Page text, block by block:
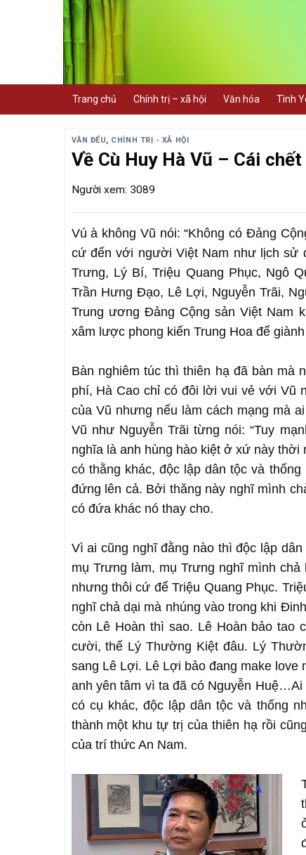
Trang chủ Chính trị – xã hội Văn hóa Tình
VĂN ĐỂU, CHÍNH TRỊ - XÃ HỘI
Về Cù Huy Hà Vũ – Cái
Người xem: 3089
Vú à không Vũ nói: “Không có Đảng
cứ đến với người Việt Nam như lịch sử
Trưng, Lý Bí, Triệu Quang Phục, Ngô
Trần Hưng Đạo, Lê Lợi, Nguyễn Trãi,
Trung ương Đảng Cộng sản Việt Nam
xâm lược phong kiến Trung Hoa để
Bàn nghiêm túc thì thiên hạ đã bàn mà
phí, Hà Cao chỉ có đôi lời vui vẻ với Vũ
của Vũ nhưng nếu làm cách mạng mà
Vũ như Nguyễn Trãi từng nói: “Tuy
nghĩa là anh hùng hào kiệt ở xứ này thời
có thằng khác, độc lập dân tộc và
đứng lên cả. Bởi thăng này nghĩ mình
có đứa khác nó thay cho.
Vì ai cũng nghĩ đằng nào thì độc lập
mụ Trưng làm, mụ Trưng nghĩ mình
nhưng thôi cứ để Triệu Quang Phục.
nghĩ chả dại mà nhúng vào trong khi
còn Lê Hoàn thì sao. Lê Hoàn bảo tao
cười, thế Lý Thường Kiệt đâu. Lý
sang Lê Lợi. Lê Lợi bảo đang make love
anh yên tâm vì ta đã có Nguyễn
có cụ khác, độc lập dân tộc và thống
thành một khu tự trị của thiên hạ rồi
của trí thức An Nam.